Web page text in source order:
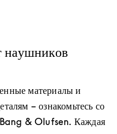
наушников
материалы и
– ознакомьтесь со
& Olufsen. Каждая